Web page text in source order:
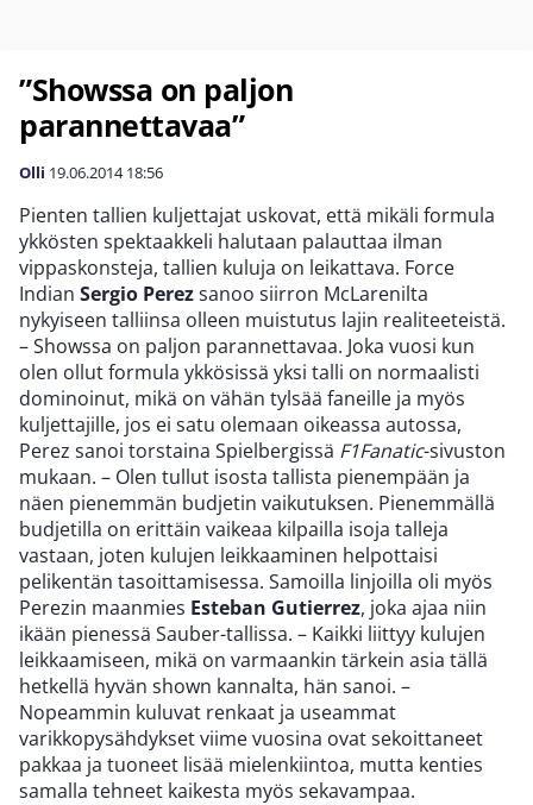
”Showssa on paljon
parannettavaa”
Olli 19.06.2014 18:56
Pienten tallien kuljettajat uskovat, että mikäli formula
ykkösten spektaakkeli halutaan palauttaa ilman
vippaskonsteja, tallien kuluja on leikattava. Force
Indian Sergio Perezsanoo siirron McLarenilta
nykyiseen talliinsa olleen muistutus lajin realiteeteistä.
– Showssa on paljon parannettavaa. Joka vuosi kun
olen ollut formula ykkösissä yksi talli on normaalisti
dominoinut, mikä on vähän tylsää faneille ja myös
kuljettajille, jos ei satu olemaan oikeassa autossa,
Perez sanoi torstaina Spielbergissä F1Fanatic-sivuston
mukaan. – Olen tullut isosta tallista pienempään ja
näen pienemmän budjetin vaikutuksen. Pienemmällä
budjetilla on erittäin vaikeaa kilpailla isoja talleja
vastaan, joten kulujen leikkaaminen helpottaisi
pelikentän tasoittamisessa. Samoilla linjoilla oli myös
Perezin maanmies Esteban Gutierrez, joka ajaa niin
ikään pienessä Sauber-tallissa. – Kaikki liittyy kulujen
leikkaamiseen, mikä on varmaankin tärkein asia tällä
hetkellä hyvän shown kannalta, hän sanoi. –
Nopeammin kuluvat renkaat ja useammat
varikkopysähdykset viime vuosina ovat sekoittaneet
pakkaa ja tuoneet lisää mielenkiintoa, mutta kenties
samalla tehneet kaikesta myös sekavampaa.